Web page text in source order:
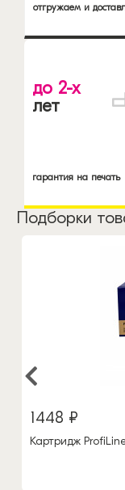
отгружаем и
до 2-х
лет
гарантия на печать
Подборки
1448 ₽
Картридж